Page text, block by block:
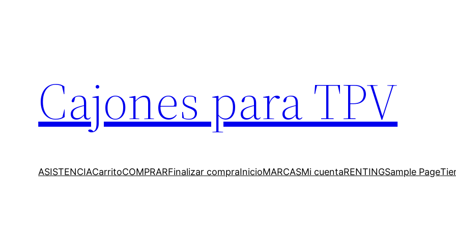
Cajones para TPV
ASISTENCIACarritoCOMPRARFinalizar compraInicioMARCASMi cuentaRENTINGSample Page